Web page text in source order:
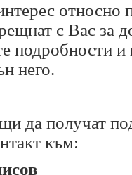
относно
с Вас за
подробности
него.
да получат
към: